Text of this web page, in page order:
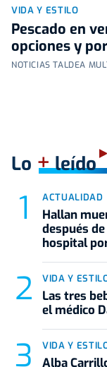
VIDA Y ESTILO
Pescado en
opciones y
NOTICIAS TALDEA
Lo +leído
ACTUALIDAD
Hallan
después
hospital
VIDA Y
Las tres
el médico
VIDA Y
Alba